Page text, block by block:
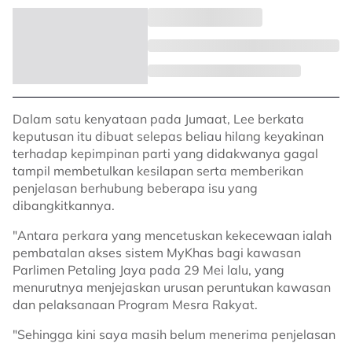
Dalam satu kenyataan pada Jumaat, Lee berkata
keputusan itu dibuat selepas beliau hilang keyakinan
terhadap kepimpinan parti yang didakwanya gagal
tampil membetulkan kesilapan serta memberikan
penjelasan berhubung beberapa isu yang
dibangkitkannya.
"Antara perkara yang mencetuskan kekecewaan ialah
pembatalan akses sistem MyKhas bagi kawasan
Parlimen Petaling Jaya pada 29 Mei lalu, yang
menurutnya menjejaskan urusan peruntukan kawasan
dan pelaksanaan Program Mesra Rakyat.
"Sehingga kini saya masih belum menerima penjelasan